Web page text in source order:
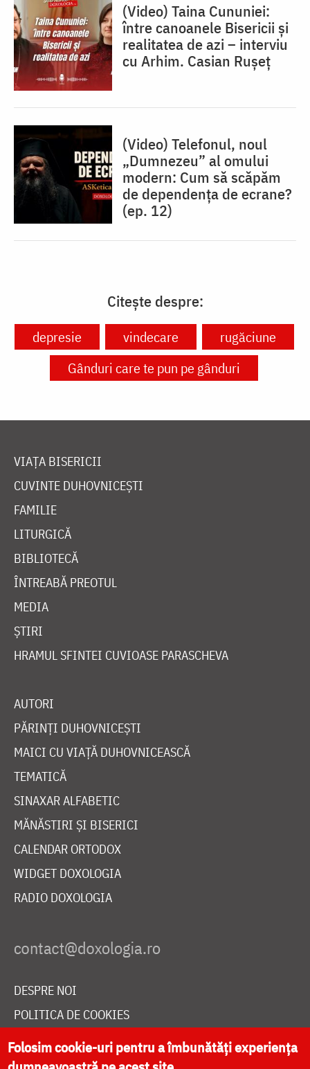
(Video) Taina Cununiei:
între canoanele Bisericii și
realitatea de azi – interviu
cu Arhim. Casian Rușeț
(Video) Telefonul, noul
„Dumnezeu” al omului
modern: Cum să scăpăm
de dependența de ecrane?
(ep. 12)
Citește despre:
depresie vindecare
rugăciune
Gânduri care te pun pe gânduri
VIAȚA BISERICII
CUVINTE DUHOVNICEȘTI
FAMILIE
LITURGICĂ
BIBLIOTECĂ
ÎNTREABĂ PREOTUL
MEDIA
ȘTIRI
HRAMUL SFINTEI CUVIOASE PARASCHEVA
AUTORI
PĂRINȚI DUHOVNICEȘTI
MAICI CU VIAȚĂ DUHOVNICEASCĂ
TEMATICĂ
SINAXAR ALFABETIC
MĂNĂSTIRI ȘI BISERICI
CALENDAR ORTODOX
WIDGET DOXOLOGIA
RADIO DOXOLOGIA
DESPRE NOI
POLITICA DE COOKIES
DONEAZĂ ONLINE PENTRU CATEDRALA NAȚIONALĂ
Folosim cookie-uri pentru a îmbunătăți experiența